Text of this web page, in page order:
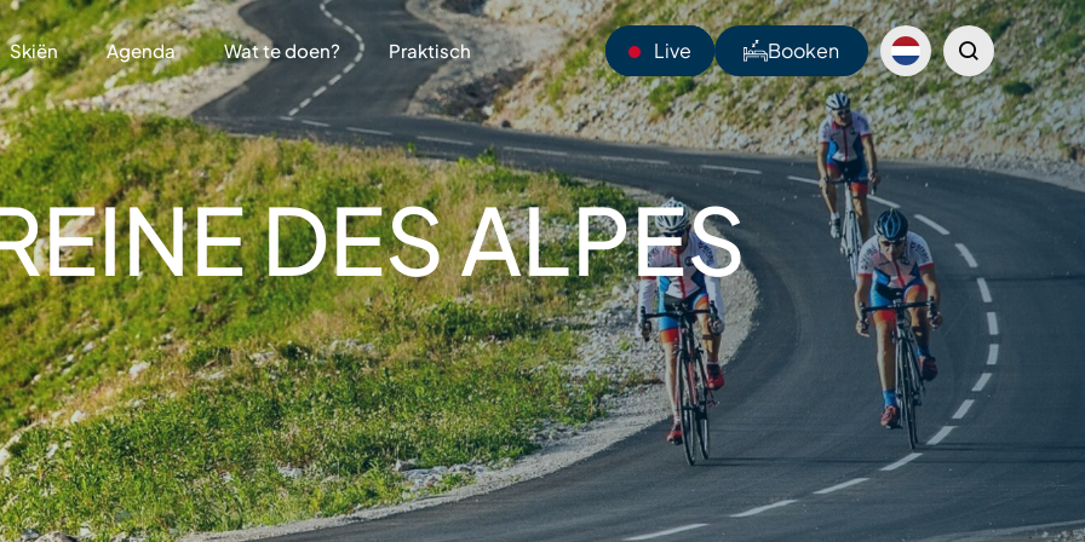
Skiën Agenda Wat te doen? Praktisch Live
23°C
Webcams
Shuttles
Sentiers
Booken
DES ALPES